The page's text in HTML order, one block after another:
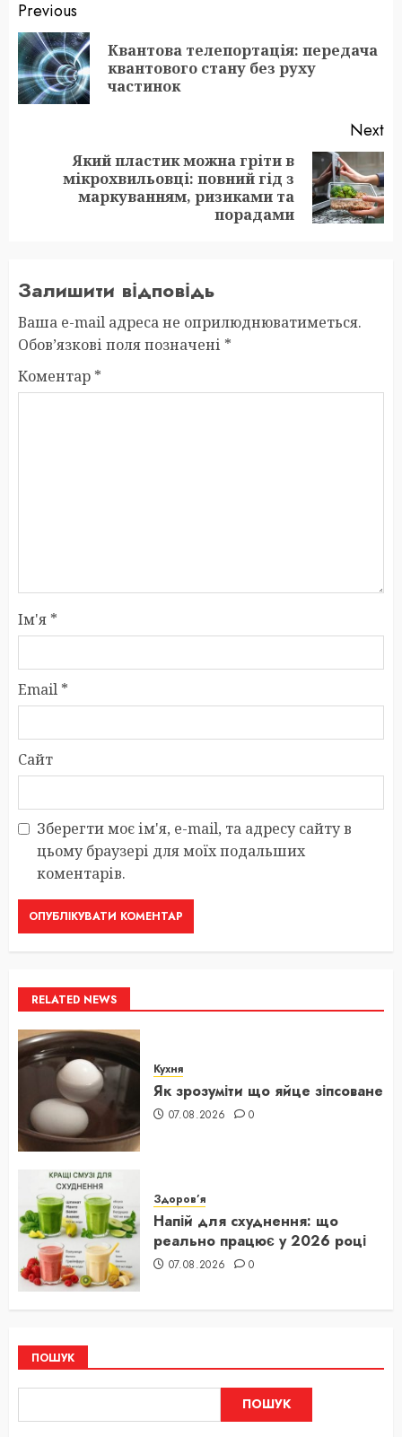
Post
navigation
Previous
Квантова телепортація: передача
квантового стану без руху
частинок
Next
Який пластик можна гріти в
мікрохвильовці: повний гід з
маркуванням, ризиками та
порадами
Залишити відповідь
Ваша e-mail адреса не оприлюднюватиметься.
Обов’язкові поля позначені *
Коментар *
Ім'я *
Email *
Сайт
Зберегти моє ім'я, e-mail, та адресу сайту в
цьому браузері для моїх подальших
коментарів.
RELATED NEWS
Кухня
Як зрозуміти що яйце зіпсоване
07.08.2026 0
Здоров’я
Напій для схуднення: що
реально працює у 2026 році
07.08.2026 0
ПОШУК
ПОШУК